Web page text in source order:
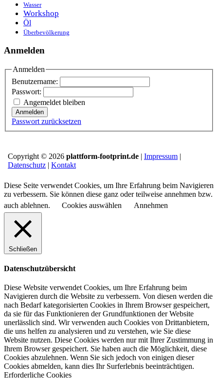
Wasser
Workshop
Öl
Überbevölkerung
Anmelden
Anmelden
Benutzername:
Passwort:
Angemeldet bleiben
Anmelden
Passwort zurücksetzen
Copyright © 2026 plattform-footprint.de | Impressum |
Datenschutz | Kontakt
Diese Seite verwendet Cookies, um Ihre Erfahrung beim Navigieren
zu verbessern. Sie können diese ganz oder teilweise annehmen bzw.
auch ablehnen.
Cookies auswählen Annehmen
Schließen
Datenschutzübersicht
Diese Website verwendet Cookies, um Ihre Erfahrung beim
Navigieren durch die Website zu verbessern. Von diesen werden die
nach Bedarf kategorisierten Cookies in Ihrem Browser gespeichert,
da sie für das Funktionieren der Grundfunktionen der Website
unerlässlich sind. Wir verwenden auch Cookies von Drittanbietern,
die uns helfen zu analysieren und zu verstehen, wie Sie diese
Website nutzen. Diese Cookies werden nur mit Ihrer Zustimmung in
Ihrem Browser gespeichert. Sie haben auch die Möglichkeit, diese
Cookies abzulehnen. Wenn Sie sich jedoch von einigen dieser
Cookies abmelden, kann dies Ihr Surferlebnis beeinträchtigen.
Erforderliche Cookies